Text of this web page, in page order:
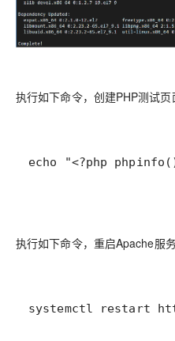
执行如下命令，创建PHP测试页
echo "<?php
执行如下命令，重启Apache服务
systemctl restart